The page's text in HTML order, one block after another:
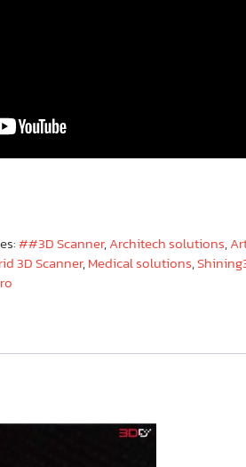
##3D Scanner,Architech solutions,
3D Scanner,Medical solutions,